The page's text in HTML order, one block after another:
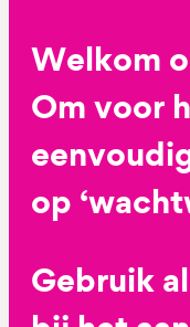
Welkom
Om voor
op
Gebruik